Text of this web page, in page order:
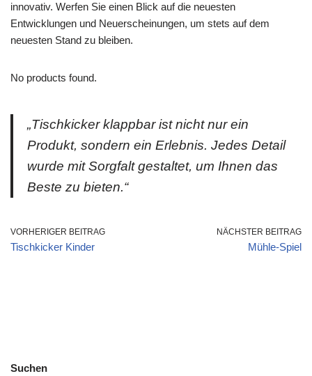
innovativ. Werfen Sie einen Blick auf die neuesten
Entwicklungen und Neuerscheinungen, um stets auf dem
neuesten Stand zu bleiben.
No products found.
„Tischkicker klappbar ist nicht nur ein
Produkt, sondern ein Erlebnis. Jedes Detail
wurde mit Sorgfalt gestaltet, um Ihnen das
Beste zu bieten.“
VORHERIGER BEITRAG
Tischkicker Kinder
NÄCHSTER BEITRAG
Mühle-Spiel
Suchen